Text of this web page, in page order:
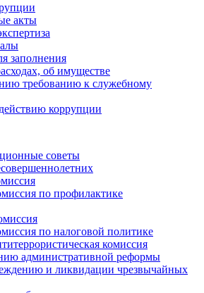
акты
заполнения
об имуществе
требованию к служебному
коррупции
советы
по профилактике
по налоговой политике
комиссия
административной реформы
и ликвидации чрезвычайных